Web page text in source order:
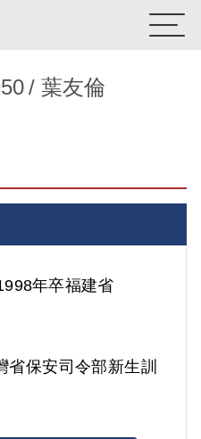
葉友倫
年卒福建省
省保安司令部新生訓